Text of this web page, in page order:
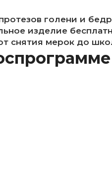
голени и
изделие
снятия мерок до